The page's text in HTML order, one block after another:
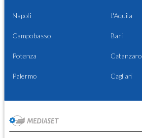
Napoli L'Aquila
Campobasso Bari
Potenza Catanzaro
Palermo Cagliari